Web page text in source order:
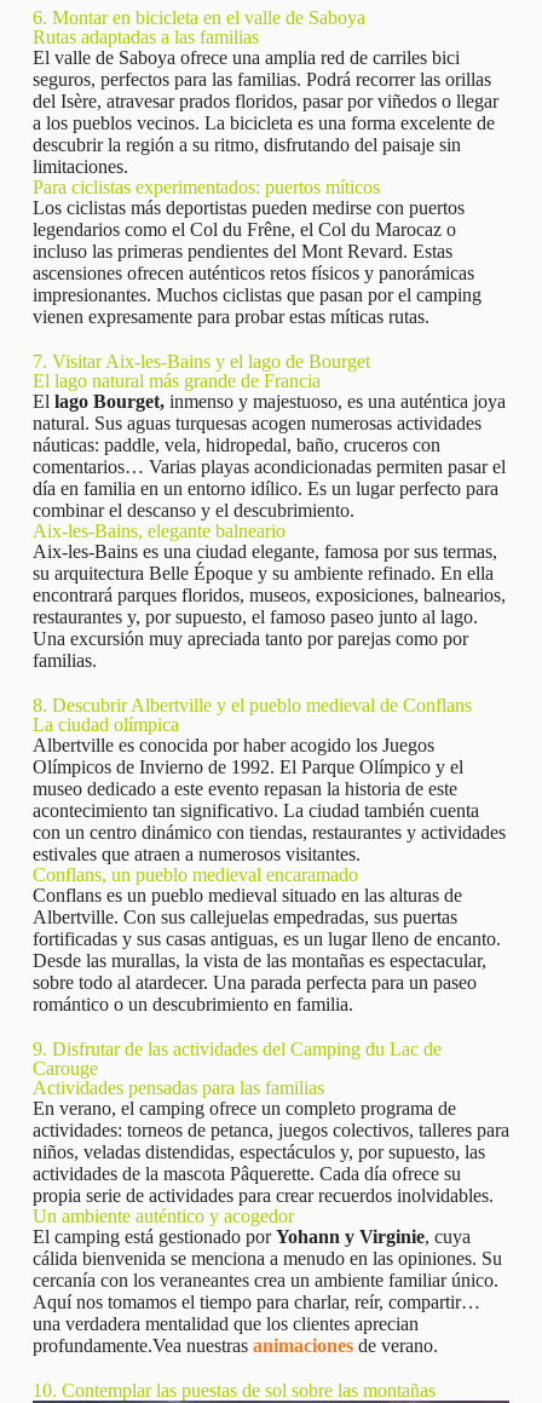
6. Montar en bicicleta en el valle de Saboya
Rutas adaptadas a las familias
El valle de Saboya ofrece una amplia red de carriles bici
seguros, perfectos para las familias. Podrá recorrer las orillas
del Isère, atravesar prados floridos, pasar por viñedos o llegar
a los pueblos vecinos. La bicicleta es una forma excelente de
descubrir la región a su ritmo, disfrutando del paisaje sin
limitaciones.
Para ciclistas experimentados: puertos míticos
Los ciclistas más deportistas pueden medirse con puertos
legendarios como el Col du Frêne, el Col du Marocaz o
incluso las primeras pendientes del Mont Revard. Estas
ascensiones ofrecen auténticos retos físicos y panorámicas
impresionantes. Muchos ciclistas que pasan por el camping
vienen expresamente para probar estas míticas rutas.
7. Visitar Aix-les-Bains y el lago de Bourget
El lago natural más grande de Francia
El lago Bourget,inmenso y majestuoso, es una auténtica joya
natural. Sus aguas turquesas acogen numerosas actividades
náuticas: paddle, vela, hidropedal, baño, cruceros con
comentarios… Varias playas acondicionadas permiten pasar el
día en familia en un entorno idílico. Es un lugar perfecto para
combinar el descanso y el descubrimiento.
Aix-les-Bains, elegante balneario
Aix-les-Bains es una ciudad elegante, famosa por sus termas,
su arquitectura Belle Époque y su ambiente refinado. En ella
encontrará parques floridos, museos, exposiciones, balnearios,
restaurantes y, por supuesto, el famoso paseo junto al lago.
Una excursión muy apreciada tanto por parejas como por
familias.
8. Descubrir Albertville y el pueblo medieval de Conflans
La ciudad olímpica
Albertville es conocida por haber acogido los Juegos
Olímpicos de Invierno de 1992. El Parque Olímpico y el
museo dedicado a este evento repasan la historia de este
acontecimiento tan significativo. La ciudad también cuenta
con un centro dinámico con tiendas, restaurantes y actividades
estivales que atraen a numerosos visitantes.
Conflans, un pueblo medieval encaramado
Conflans es un pueblo medieval situado en las alturas de
Albertville. Con sus callejuelas empedradas, sus puertas
fortificadas y sus casas antiguas, es un lugar lleno de encanto.
Desde las murallas, la vista de las montañas es espectacular,
sobre todo al atardecer. Una parada perfecta para un paseo
romántico o un descubrimiento en familia.
9. Disfrutar de las actividades del Camping du Lac de
Carouge
Actividades pensadas para las familias
En verano, el camping ofrece un completo programa de
actividades: torneos de petanca, juegos colectivos, talleres para
niños, veladas distendidas, espectáculos y, por supuesto, las
actividades de la mascota Pâquerette. Cada día ofrece su
propia serie de actividades para crear recuerdos inolvidables.
Un ambiente auténtico y acogedor
El camping está gestionado porYohann y Virginie, cuya
cálida bienvenida se menciona a menudo en las opiniones. Su
cercanía con los veraneantes crea un ambiente familiar único.
Aquí nos tomamos el tiempo para charlar, reír, compartir…
una verdadera mentalidad que los clientes aprecian
profundamente.Vea nuestras animaciones de verano.
10. Contemplar las puestas de sol sobre las montañas